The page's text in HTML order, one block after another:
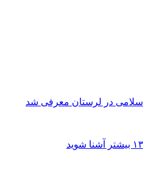
در لرستان معرفی شد